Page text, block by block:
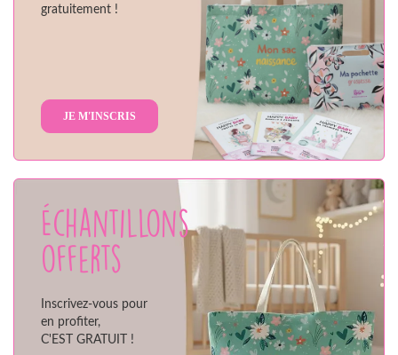
gratuitement !
JE M'INSCRIS
Échantillons
offerts
Inscrivez-vous pour
en profiter,
C'EST GRATUIT !